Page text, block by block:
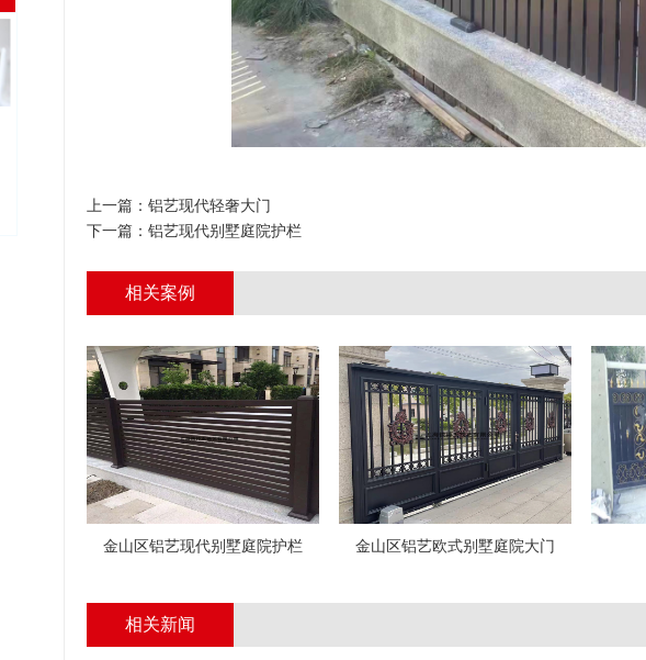
上一篇： 铝艺现代轻奢大门
下一篇： 铝艺现代别墅庭院护栏
相关案例
金山区铝艺现代别墅庭院护栏 金山区铝艺欧式别墅庭院大门
相关新闻